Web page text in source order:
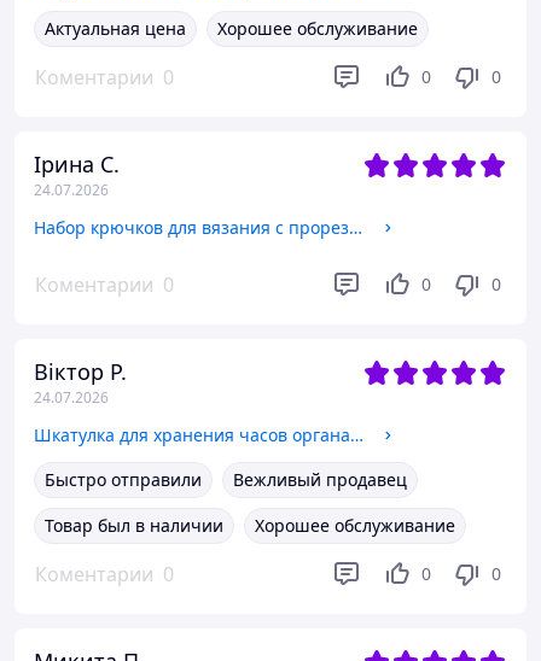
Актуальная цена
Хорошее обслуживание
Коментарии 0 0 0
Ірина С.
24.07.2026
Набор крючков для вязания с прорезиненной ручкой, комплект 9 шт., размер 2.0/6.0 мм
Коментарии 0 0 0
Віктор Р.
24.07.2026
Шкатулка для хранения часов органайзер на 3 отделения деревянный футляр с прозрачным окном для наручных часов
Быстро отправили
Вежливый продавец
Товар был в наличии
Хорошее обслуживание
Коментарии 0 0 0